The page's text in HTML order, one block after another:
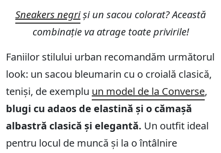
Sneakers negriși un sacou colorat? Această
combinație va atrage toate privirile!
Faniilor stilului urban recomandăm următorul
look: un sacou bleumarin cu o croială clasică,
teniși, de exemplu un model de la Converse,
blugi cu adaos de elastină și o cămașă
albastră clasică și elegantă. Un outfit ideal
pentru locul de muncă și la o întâlnire